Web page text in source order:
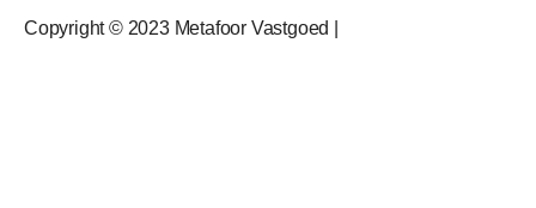
Copyright © 2023 Metafoor Vastgoed |